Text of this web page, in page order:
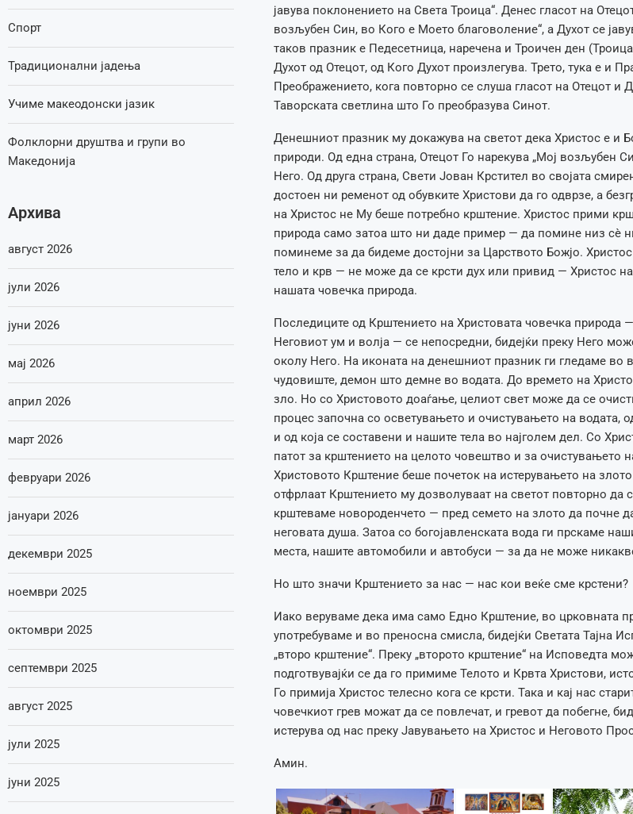
јавува поклонението на Света Троица“. Денес гласот на
возљубен Син, во Кого е Моето благоволение“, а Духот се
таков празник е Педесетница, наречена и Троичен ден
Духот од Отецот, од Кого Духот произлегува. Трето, тука е и
Преображението, кога повторно се слуша гласот на Отецот и
Таворската светлина што Го преобразува Синот.
Денешниот празник му докажува на светот дека Христос е и
природи. Од една страна, Отецот Го нарекува „Мој возљубен
Него. Од друга страна, Свети Јован Крстител во својата
достоен ни ременот од обувките Христови да го одврзе, а
на Христос не Му беше потребно крштение. Христос прими
природа само затоа што ни даде пример — да помине низ сè
поминеме за да бидеме достојни за Царството Божјо.
тело и крв — не може да се крсти дух или привид — Христос
нашата човечка природа.
Последиците од Крштението на Христовата човечка природа
Неговиот ум и волја — се непосредни, бидејќи преку Него
околу Него. На иконата на денешниот празник ги гледаме во
чудовиште, демон што демне во водата. До времето на
зло. Но со Христовото доаѓање, целиот свет може да се
процес започна со осветувањето и очистувањето на водата,
и од која се составени и нашите тела во најголем дел. Со
патот за крштението на целото човештво и за очистувањето
Христовото Крштение беше почеток на истерувањето на
отфрлаат Крштението му дозволуваат на светот повторно да
крштеваме новороденчето — пред семето на злото да почне
неговата душа. Затоа со богојавленската вода ги прскаме
места, нашите автомобили и автобуси — за да не може
Но што значи Крштението за нас — нас кои веќе сме крстени?
Иако веруваме дека има само Едно Крштение, во црковната
употребуваме и во преносна смисла, бидејќи Светата Тајна
„второ крштение“. Преку „второто крштение“ на Исповедта
подготвувајќи се да го примиме Телото и Крвта Христови,
Го примија Христос телесно кога се крсти. Така и кај нас
човечкиот грев можат да се повлечат, и гревот да побегне,
истерува од нас преку Јавувањето на Христос и Неговото
Амин.
Спорт
Традиционални јадења
Учиме макеодонски јазик
Фолклорни друштва и групи во
Македонија
Архива
август 2026
јули 2026
јуни 2026
мај 2026
април 2026
март 2026
февруари 2026
јануари 2026
декември 2025
ноември 2025
октомври 2025
септември 2025
август 2025
јули 2025
јуни 2025